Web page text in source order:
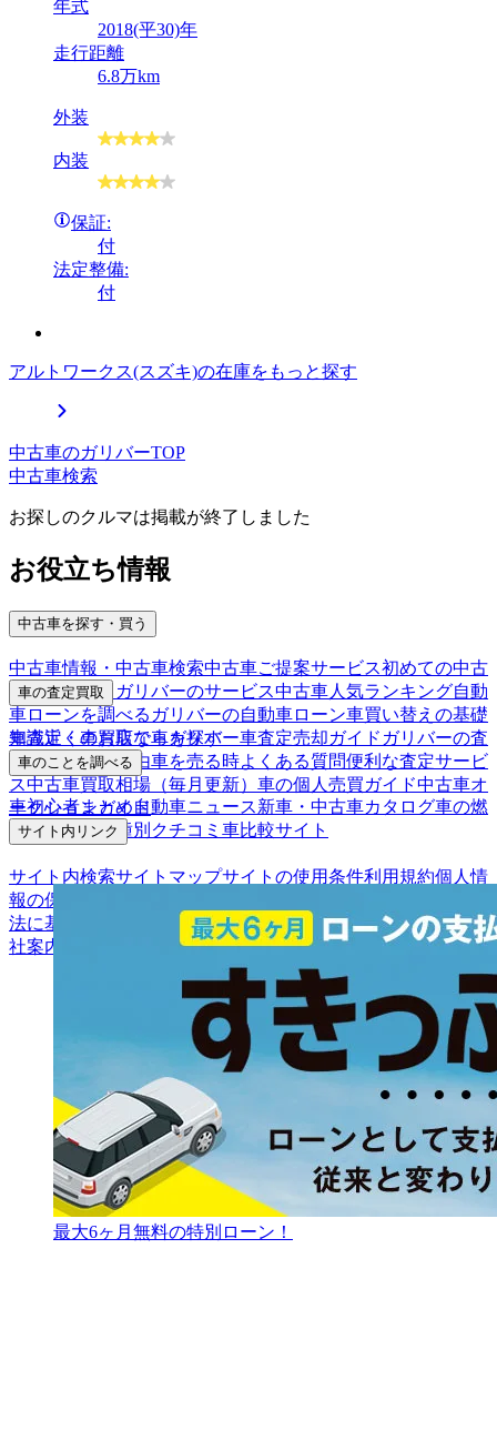
年式
2018(平30)年
走行距離
6.8万km
外装
内装
保証:
付
法定整備:
付
アルトワークス(スズキ)の在庫をもっと探す
中古車のガリバーTOP
中古車検索
お探しのクルマは掲載が終了しました
お役立ち情報
中古車を探す・買う
中古車情報・中古車検索中古車ご提案サービス初めての中古
車購入ガイド
ガリバーのサービス中古車人気ランキング自動
車ローンを調べる ガリバーの自動車ローン車買い替えの基礎
知識近くのお店で車を探す
車の査定買取
車査定・車買取ならガリバー車査定売却ガイド ガリバーの査
定が選ばれる理由車を売る時よくある質問便利な査定サービ
ス中古車買取相場（毎月更新） 車の個人売買ガイド中古車オ
ークションガイド
車のことを調べる
車初心者まとめ自動車ニュース新車・中古車カタログ車の燃
費を調べる車種別クチコミ 車比較サイト
サイト内リンク
サイト内検索サイトマップサイトの使用条件利用規約個人情
報の保護について
法に基づく表示
アフィリエイトパートナー募集お客様の声会
社案内
最大6ヶ月無料の特別ローン！